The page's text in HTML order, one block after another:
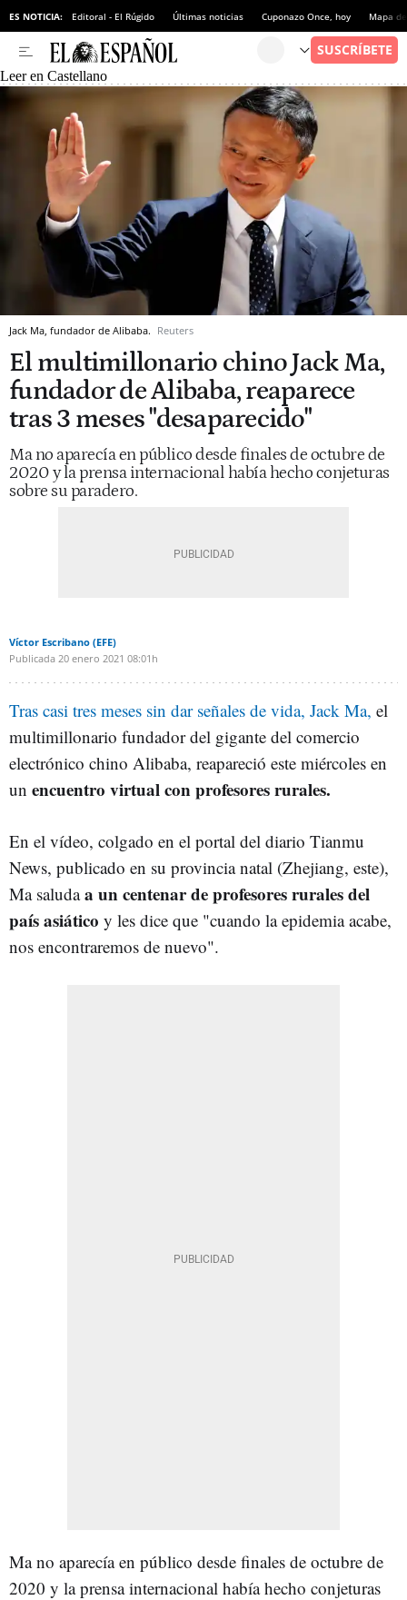
ES NOTICIA: Editoral - El Rúgido Últimas noticias Cuponazo Once, hoy Mapa
Leer en Castellano
Jack Ma, fundador de Alibaba. Reuters
El multimillonario chino Jack Ma,
fundador de Alibaba, reaparece
tras 3 meses "desaparecido"
Ma no aparecía en público desde finales de octubre de
2020 y la prensa internacional había hecho conjeturas
sobre su paradero.
Víctor Escribano (EFE)
Publicada 20 enero 2021 08:01h
Tras casi tres meses sin dar señales de vida, Jack Ma, el
multimillonario fundador del gigante del comercio
electrónico chino Alibaba, reapareció este miércoles en
un encuentro virtual con profesores rurales.
En el vídeo, colgado en el portal del diario Tianmu
News, publicado en su provincia natal (Zhejiang, este),
Ma saludaa un centenar de profesores rurales del
país asiático y les dice que "cuando la epidemia acabe,
nos encontraremos de nuevo".
Ma no aparecía en público desde finales de octubre de
2020 y la prensa internacional había hecho conjeturas